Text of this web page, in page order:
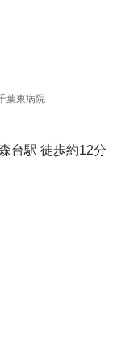
葉東病院
台駅 徒歩約12分